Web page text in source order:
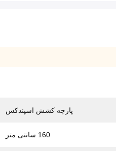
پارچه کشش اسپندکس
160 سانتی متر